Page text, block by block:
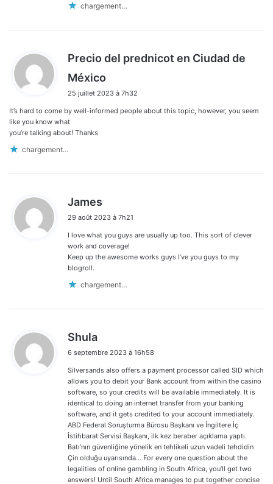
chargement…
Precio del prednicot en Ciudad de
México
t
25 juillet 2023 à 7h32
It’s hard to come by well-informed people about this topic, however, you seem
like you know what
you’re talking about! Thanks
chargement…
James
t
:
29 août 2023 à 7h21
I love what you guys are usually up too. This sort of clever
work and coverage!
Keep up the awesome works guys I’ve you guys to my
blogroll.
chargement…
Shula
t
:
6 septembre 2023 à 16h58
Silversands also offers a payment processor called SID which
allows you to debit your Bank account from within the casino
software, so your credits will be available immediately. It is
identical to doing an internet transfer from your banking
software, and it gets credited to your account immediately.
ABD Federal Soruşturma Bürosu Başkanı ve İngiltere İç
İstihbarat Servisi Başkanı, ilk kez beraber açıklama yaptı.
Batı’nın güvenliğine yönelik en tehlikeli uzun vadeli tehdidin
Çin olduğu uyarısında… For every one question about the
legalities of online gambling in South Africa, you’ll get two
answers! Until South Africa manages to put together concise